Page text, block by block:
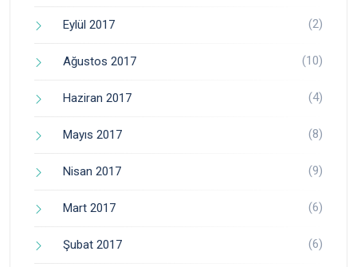
Eylül 2017 (2)
Ağustos 2017 (10)
Haziran 2017 (4)
Mayıs 2017 (8)
Nisan 2017 (9)
Mart 2017 (6)
Şubat 2017 (6)